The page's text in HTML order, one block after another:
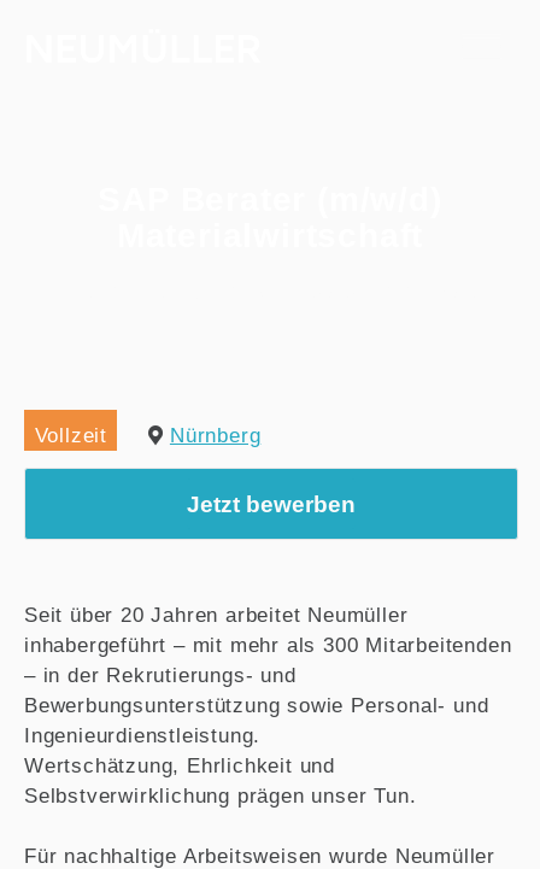
Vollzeit Nürnberg
Jetzt bewerben
Seit über 20 Jahren arbeitet Neumüller
inhabergeführt – mit mehr als 300 Mitarbeitenden
– in der Rekrutierungs- und
Bewerbungsunterstützung sowie Personal- und
Ingenieurdienstleistung.
Wertschätzung, Ehrlichkeit und
Selbstverwirklichung prägen unser Tun.
Für nachhaltige Arbeitsweisen wurde Neumüller